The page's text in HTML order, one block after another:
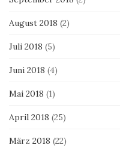
August 2018 (2)
Juli 2018 (5)
Juni 2018 (4)
Mai 2018 (1)
April 2018 (25)
März 2018 (22)